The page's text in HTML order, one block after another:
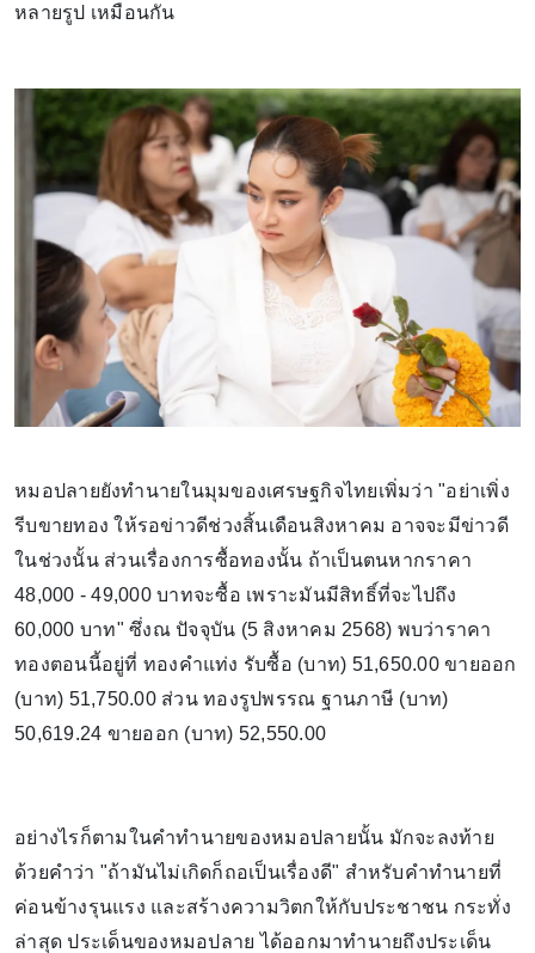
หลายรูป เหมือนกัน
หมอปลายยังทำนายในมุมของเศรษฐกิจไทยเพิ่มว่า "อย่าเพิ่ง
รีบขายทอง ให้รอข่าวดีช่วงสิ้นเดือนสิงหาคม อาจจะมีข่าวดี
ในช่วงนั้น ส่วนเรื่องการซื้อทองนั้น ถ้าเป็นตนหากราคา
48,000 - 49,000 บาทจะซื้อ เพราะมันมีสิทธิ์ที่จะไปถึง
60,000 บาท" ซึ่งณ ปัจจุบัน (5 สิงหาคม 2568) พบว่าราคา
ทองตอนนี้อยู่ที่ ทองคำแท่ง รับซื้อ (บาท) 51,650.00 ขายออก
(บาท) 51,750.00 ส่วน ทองรูปพรรณ ฐานภาษี (บาท)
50,619.24 ขายออก (บาท) 52,550.00
อย่างไรก็ตามในคำทำนายของหมอปลายนั้น มักจะลงท้าย
ด้วยคำว่า "ถ้ามันไม่เกิดก็ถอเป็นเรื่องดี" สำหรับคำทำนายที่
ค่อนข้างรุนแรง และสร้างความวิตกให้กับประชาชน กระทั่ง
ล่าสุด ประเด็นของหมอปลาย ได้ออกมาทำนายถึงประเด็น